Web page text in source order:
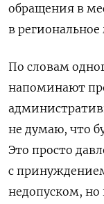
обращения в
в
По словам
напоминают
не думаю, что
Это просто
с
недопуском, но